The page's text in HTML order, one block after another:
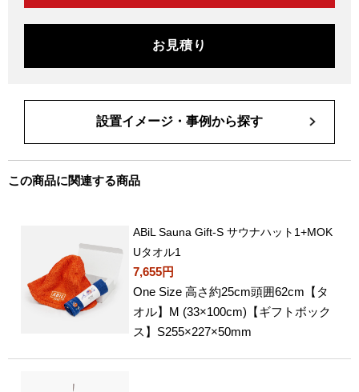
お見積り
設置イメージ・事例から探す
この商品に関連する商品
ABiL Sauna Gift-S サウナハット1+MOK
Uタオル1
7,655円
One Size 高さ約25cm頭囲62cm【タ
オル】M (33×100cm)【ギフトボック
ス】S255×227×50mm